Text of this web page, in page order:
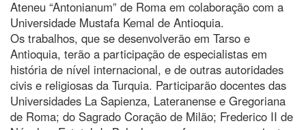
Ateneu “Antonianum” de Roma em colaboração com a
Universidade Mustafa Kemal de Antioquia.
Os trabalhos, que se desenvolverão em Tarso e
Antioquia, terão a participação de especialistas em
história de nível internacional, e de outras autoridades
civis e religiosas da Turquia. Participarão docentes das
Universidades La Sapienza, Lateranense e Gregoriana
de Roma; do Sagrado Coração de Milão; Frederico II de